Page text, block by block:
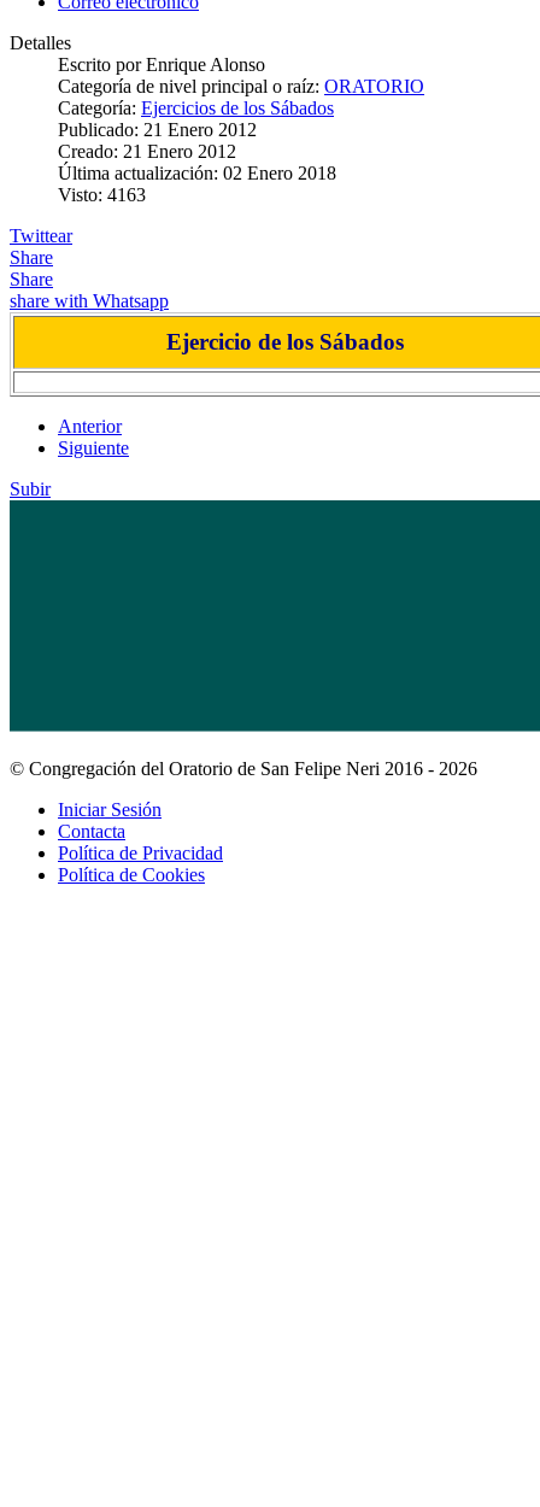
Detalles
Escrito porEnrique Alonso
Categoría de nivel principal o raíz: ORATORIO
Categoría: Ejercicios de los Sábados
Publicado: 21 Enero 2012
Creado: 21 Enero 2012
Última actualización: 02 Enero 2018
Visto: 4163
Twittear
Share
Share
share with Whatsapp
Ejercicio de los Sábados
Anterior
Siguiente
Subir
© Congregación del Oratorio de San Felipe Neri 2016 - 2026
Iniciar Sesión
Contacta
Política de Privacidad
Política de Cookies